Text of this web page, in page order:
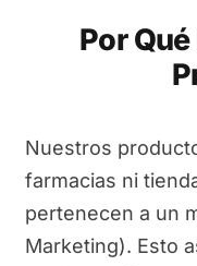
Por
Nuestros
farmacias ni
pertenecen a un
Marketing). Esto